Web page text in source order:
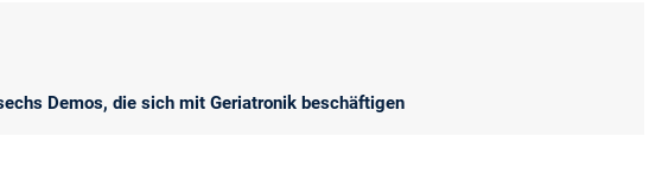
Demos, die sich mit Geriatronik beschäftigen